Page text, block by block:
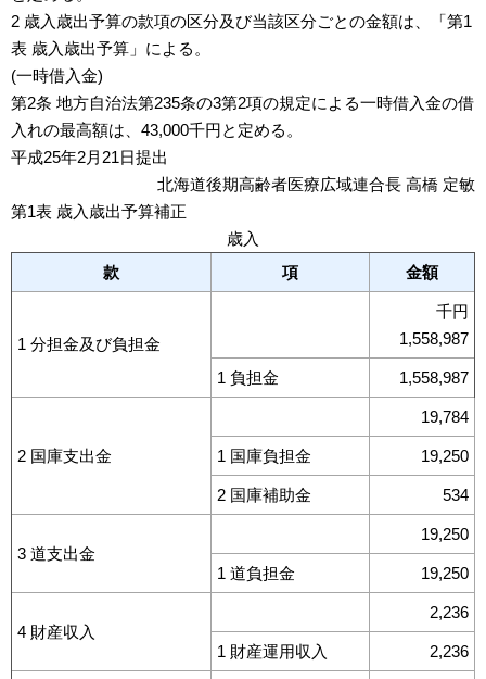
2 歳入歳出予算の款項の区分及び当該区分ごとの金額は、「第1
表 歳入歳出予算」による。
(一時借入金)
第2条 地方自治法第235条の3第2項の規定による一時借入金の借
入れの最高額は、43,000千円と定める。
平成25年2月21日提出
北海道後期高齢者医療広域連合長 高橋 定敏
第1表 歳入歳出予算補正
歳入
款
項 金額
1 分担金及び負担金
千円
1,558,987
1 負担金 1,558,987
2 国庫支出金
19,784
1 国庫負担金 19,250
2 国庫補助金 534
3 道支出金
19,250
1 道負担金 19,250
4 財産収入
2,236
1 財産運用収入 2,236